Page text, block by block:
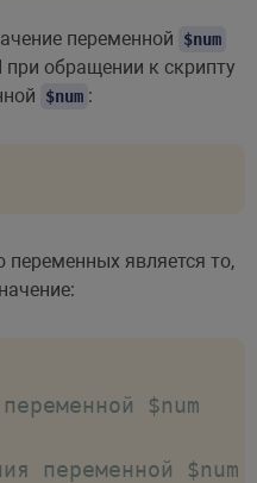
переменной $num
при обращении к скрипту
$num :
переменных является то,
$num
переменной $num